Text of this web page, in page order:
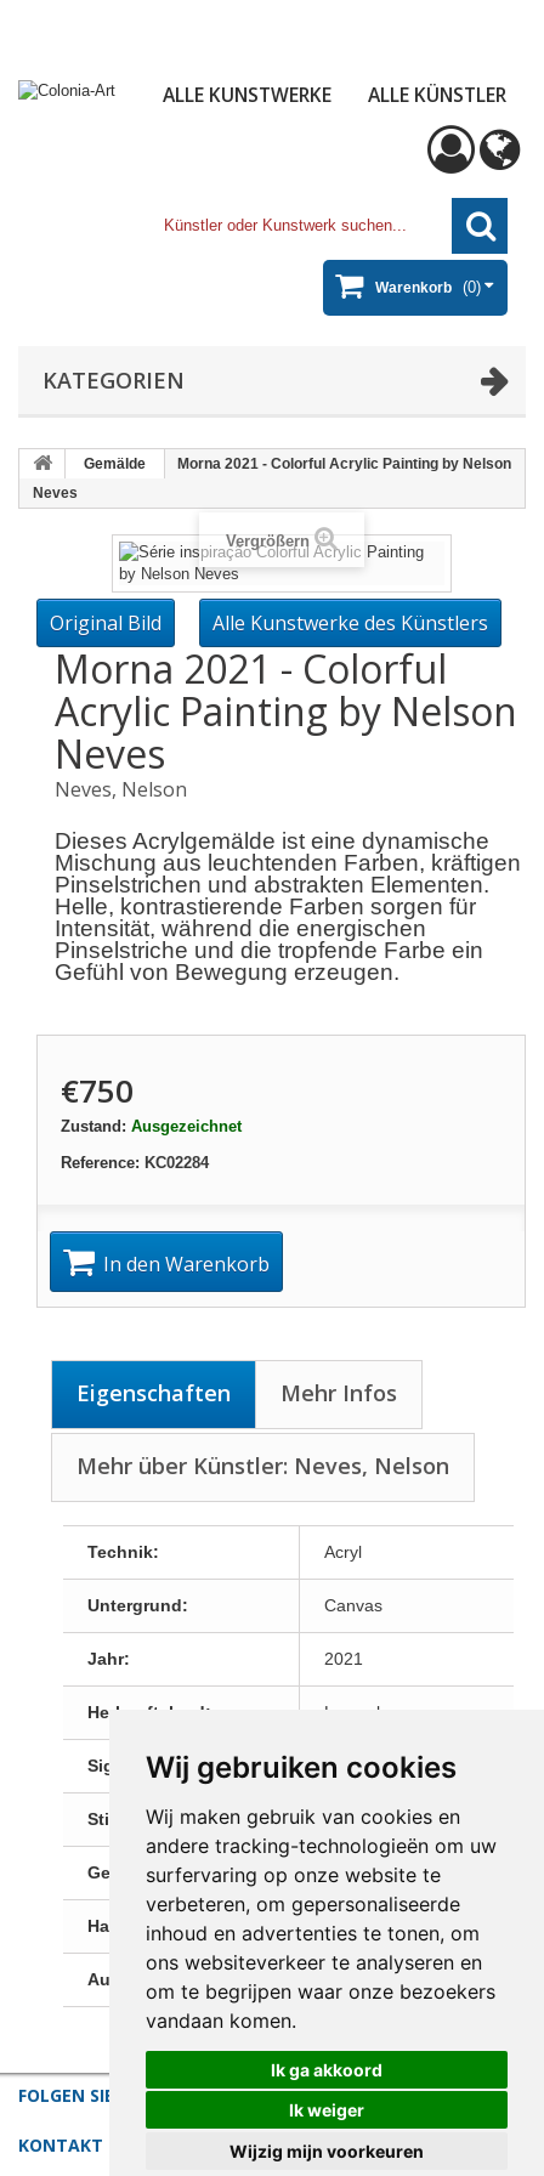
Wij gebruiken cookies
Wij maken gebruik van cookies en
andere tracking-technologieën om uw
surfervaring op onze website te
verbeteren, om gepersonaliseerde
inhoud en advertenties te tonen, om
ons websiteverkeer te analyseren en
om te begrijpen waar onze bezoekers
vandaan komen.
Ik ga akkoord
Ik weiger
Wijzig mijn voorkeuren
ALLE KUNSTWERKE ALLE KÜNSTLER
Warenkorb (0)
KATEGORIEN
Gemälde
Morna 2021 - Colorful Acrylic Painting by Nelson
Neves
Vergrößern
Original Bild Alle Kunstwerke des Künstlers
Morna 2021 - Colorful
Acrylic Painting by Nelson
Neves
Neves, Nelson
Dieses Acrylgemälde ist eine dynamische
Mischung aus leuchtenden Farben, kräftigen
Pinselstrichen und abstrakten Elementen.
Helle, kontrastierende Farben sorgen für
Intensität, während die energischen
Pinselstriche und die tropfende Farbe ein
Gefühl von Bewegung erzeugen.
€750
Zustand: Ausgezeichnet
Reference: KC02284
In den Warenkorb
Eigenschaften Mehr Infos
Mehr über Künstler: Neves, Nelson
Technik: Acryl
Untergrund: Canvas
Jahr: 2021
Herkunftsland: Luxembourg
Signiert: Ja
Stilrichtung: Abstrakt Kunst
Gesamtabmessungen: 40x50cm
Hauptfarbe: Multi
Auflage: 1 (Unikat)
FOLGEN SIE UNS
KONTAKT